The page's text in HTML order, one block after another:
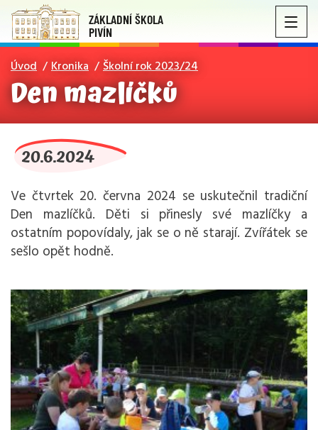
ZÁKLADNÍ ŠKOLA
PIVÍN
Úvod Kronika Školní rok 2023/24
Den mazlíčků
20.6.2024
Ve čtvrtek 20. června 2024 se uskutečnil tradiční
Den mazlíčků. Děti si přinesly své mazlíčky a
ostatním popovídaly, jak se o ně starají. Zvířátek se
sešlo opět hodně.